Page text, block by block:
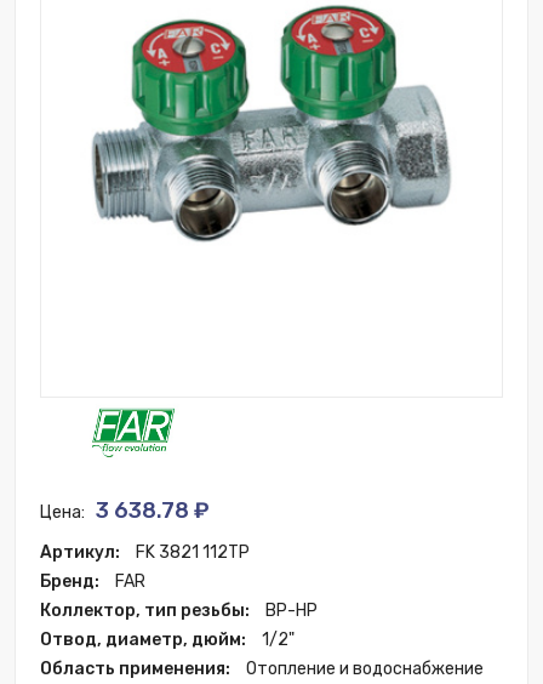
Цена: 3 638.78 ₽
Артикул:
FK 3821 112TP
Бренд:
FAR
Коллектор, тип резьбы:
ВР-НР
Отвод, диаметр, дюйм:
1/2"
Область применения:
Отопление и водоснабжение